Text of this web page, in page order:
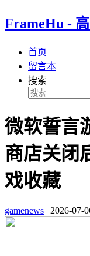
FrameHu -
首页
留言本
搜索
微软誓言
商店关闭
戏收藏
gamenews | 2026-07-